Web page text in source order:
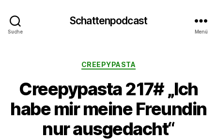
Suche
Schattenpodcast
Menü
Kategorien
CREEPYPASTA
Creepypasta 217# „Ich
habe mir meine Freundin
nur ausgedacht“